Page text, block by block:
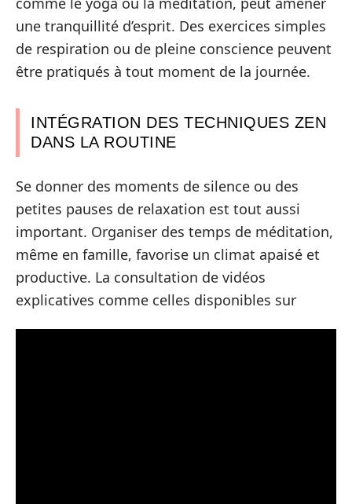
une tranquillité d’esprit. Des exercices simples
de respiration ou de pleine conscience peuvent
être pratiqués à tout moment de la journée.
INTÉGRATION DES TECHNIQUES ZEN
DANS LA ROUTINE
Se donner des moments de silence ou des
petites pauses de relaxation est tout aussi
important. Organiser des temps de méditation,
même en famille, favorise un climat apaisé et
productive. La consultation de vidéos
explicatives comme celles disponibles sur